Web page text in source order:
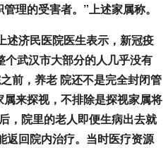
理的受害者。”上述家属称。
济民医院医生表示，新冠疫
武汉市大部分的人几乎没有
前，养老 院还不是完全封闭管
来探视，不排除是探视家属将
，院里的老人即便生病出去就
返回院内治疗。当时医疗资源